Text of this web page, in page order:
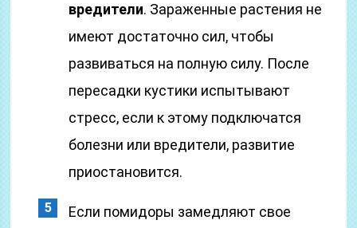
вредители. Зараженные растения не
имеют достаточно сил, чтобы
развиваться на полную силу. После
пересадки кустики испытывают
стресс, если к этому подключатся
болезни или вредители, развитие
приостановится.
Если помидоры замедляют свое